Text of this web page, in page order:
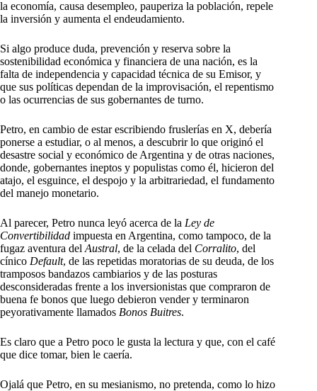
la economía, causa desempleo, pauperiza la población, repele
la inversión y aumenta el endeudamiento.
Si algo produce duda, prevención y reserva sobre la
sostenibilidad económica y financiera de una nación, es la
falta de independencia y capacidad técnica de su Emisor, y
que sus políticas dependan de la improvisación, el repentismo
o las ocurrencias de sus gobernantes de turno.
Petro, en cambio de estar escribiendo fruslerías en X, debería
ponerse a estudiar, o al menos, a descubrir lo que originó el
desastre social y económico de Argentina y de otras naciones,
donde, gobernantes ineptos y populistas como él, hicieron del
atajo, el esguince, el despojo y la arbitrariedad, el fundamento
del manejo monetario.
Al parecer, Petro nunca leyó acerca de la Ley de
Convertibilidad impuesta en Argentina, como tampoco, de la
fugaz aventura del Austral, de la celada del Corralito, del
cínico Default, de las repetidas moratorias de su deuda, de los
tramposos bandazos cambiarios y de las posturas
desconsideradas frente a los inversionistas que compraron de
buena fe bonos que luego debieron vender y terminaron
peyorativamente llamados Bonos Buitres.
Es claro que a Petro poco le gusta la lectura y que, con el café
que dice tomar, bien le caería.
Ojalá que Petro, en su mesianismo, no pretenda, como lo hizo